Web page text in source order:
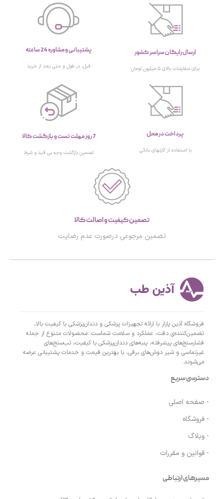
ارسال رایگان سراسر کشور
برای سفارشات بالای ۵ میلیون تومان
پشتیبانی و مشاوره 24 ساعته
قبل، در طول و حتی بعد از خرید
پرداخت در محل
با استفاده از کارتهای بانکی
7 روز مهلت تست و بازگشت کالا
تصمین بازگشت وجه بی قید و شرط
تصمین کیفیت و اصالت کالا
تضمین مرجوعی درصورت عدم رضایت
فروشگاه آذین پازار با ارائه تجهیزات پزشکی و دندان‌پزشکی با کیفیت بالا،
تضمین‌کننده‌ی دقت، عملکرد و سلامت شماست. محصولات متنوع از جمله
فشارسنج‌های پیشرفته، پنبه‌های دندان‌پزشکی با کیفیت، تب‌سنج‌های
غیرتماسی و شیر دوش‌های برقی، با بهترین قیمت و خدمات پشتیبانی عرضه
می‌شوند.
دسترسی سریع
- صفحه اصلی
- فروشگاه
- وبلاگ
- قوانین و مقررات
مسیرهای ارتباطی